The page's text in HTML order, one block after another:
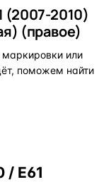
(2007-2010)
(правое)
или
поможем найти
/ E61